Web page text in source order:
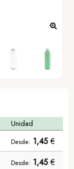
Unidad
Desde: 1,45€
Desde: 1,45€